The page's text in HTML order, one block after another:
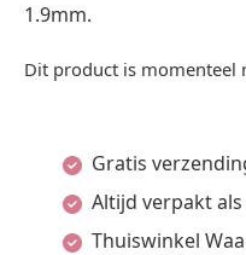
1.9mm.
Dit product is momenteel
Gratis
Altijd verpakt als
Thuiswinkel